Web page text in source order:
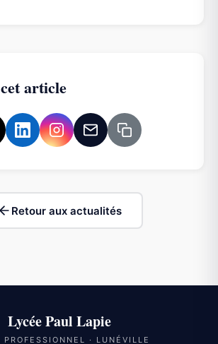
article
Retour aux actualités
Lycée Paul Lapie
PROFESSIONNEL · LUNÉVILLE